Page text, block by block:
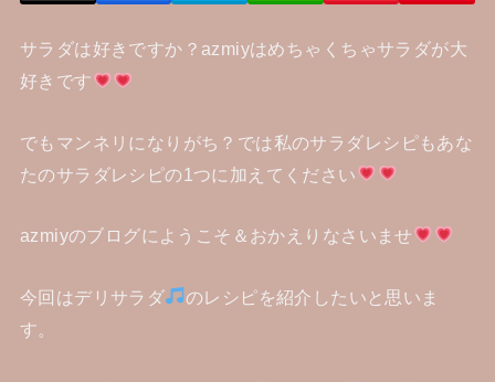
サラダは好きですか？azmiyはめちゃくちゃサラダが大
好きです
でもマンネリになりがち？では私のサラダレシピもあな
たのサラダレシピの1つに加えてください
azmiyのブログにようこそ＆おかえりなさいませ
今回はデリサラダ
のレシピを紹介したいと思いま
す。